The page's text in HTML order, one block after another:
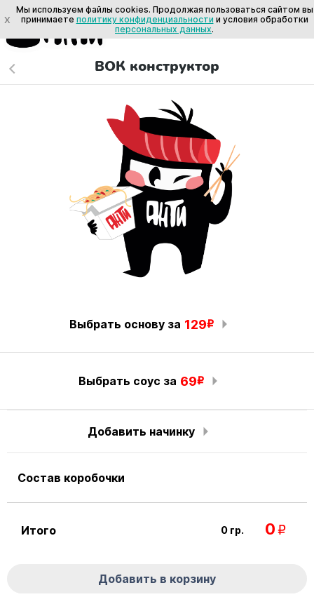
ВОК конструктор
Выбрать основу за 129R
Выбрать соус за 69R
Добавить начинку
Состав коробочки
Итого 0 гр. 0 R
Добавить в корзину
X
Мы используем файлы cookies. Продолжая пользоваться сайтом вы
принимаете политику конфиденциальности и условия обработки
персональных данных.